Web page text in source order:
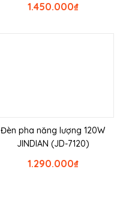
₫
1.450.000
Đèn pha năng lượng 120W
JINDIAN (JD-7120)
₫
1.290.000